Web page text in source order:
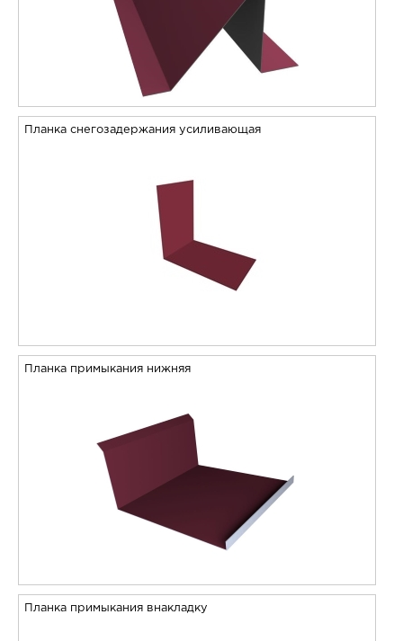
Планка снегозадержания усиливающая
Планка примыкания нижняя
Планка примыкания внакладку